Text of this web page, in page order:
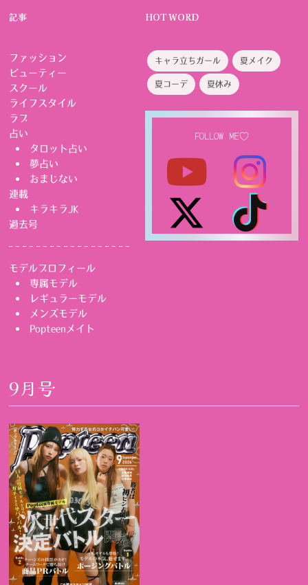
記事
ファッション
ビューティー
スクール
ライフスタイル
ラブ
占い
タロット占い
夢占い
おまじない
連載
キラキラJK
過去号
モデルプロフィール
専属モデル
レギュラーモデル
メンズモデル
Popteenメイト
HOT WORD
キャラ立ちガール 夏メイク
夏コーデ 夏休み
FOLLOW ME♡
9月号